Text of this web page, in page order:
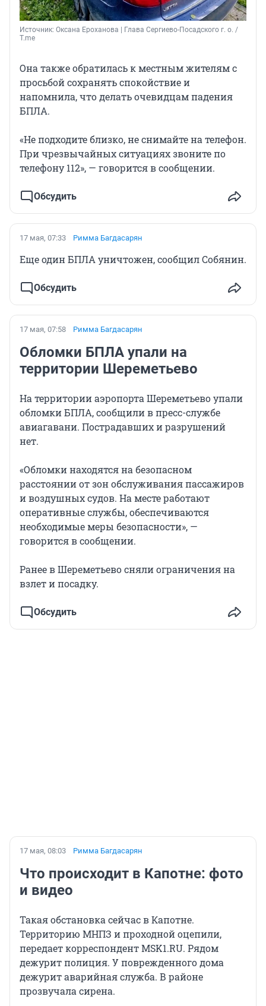
Источник: Оксана Ероханова | Глава Сергиево-Посадского г. о. /
T.me
Она также обратилась к местным жителям с
просьбой сохранять спокойствие и
напомнила, что делать очевидцам падения
БПЛА.
«Не подходите близко, не снимайте на телефон.
При чрезвычайных ситуациях звоните по
телефону 112», — говорится в сообщении.
Обсудить
17 мая, 07:33 Римма Багдасарян
Еще один БПЛА уничтожен, сообщил Собянин.
Обсудить
17 мая, 07:58 Римма Багдасарян
Обломки БПЛА упали на
территории Шереметьево
На территории аэропорта Шереметьево упали
обломки БПЛА, сообщили в пресс-службе
авиагавани. Пострадавших и разрушений
нет.
«Обломки находятся на безопасном
расстоянии от зон обслуживания пассажиров
и воздушных судов. На месте работают
оперативные службы, обеспечиваются
необходимые меры безопасности», —
говорится в сообщении.
Ранее в Шереметьево сняли ограничения на
взлет и посадку.
Обсудить
17 мая, 08:03 Римма Багдасарян
Что происходит в Капотне: фото
и видео
Такая обстановка сейчас в Капотне.
Территорию МНПЗ и проходной оцепили,
передает корреспондент MSK1.RU. Рядом
дежурит полиция. У поврежденного дома
дежурит аварийная служба. В районе
прозвучала сирена.